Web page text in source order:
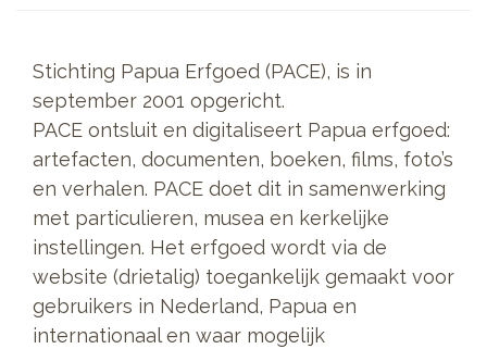
Stichting Papua Erfgoed (PACE), is in
september 2001 opgericht.
PACE ontsluit en digitaliseert Papua erfgoed:
artefacten, documenten, boeken, films, foto’s
en verhalen. PACE doet dit in samenwerking
met particulieren, musea en kerkelijke
instellingen. Het erfgoed wordt via de
website (drietalig) toegankelijk gemaakt voor
gebruikers in Nederland, Papua en
internationaal en waar mogelijk